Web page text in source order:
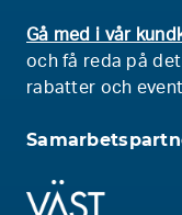
Gå med i vår
och få reda på
rabatter och